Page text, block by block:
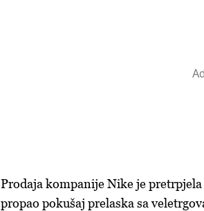
Prodaja kompanije Nike je
propao pokušaj prelaska sa